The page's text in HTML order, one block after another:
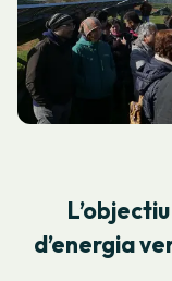
d’energia